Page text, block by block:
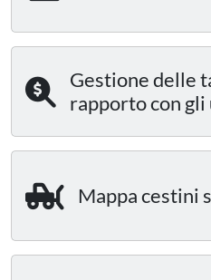
Gestione delle
rapporto con
Mappa cestini